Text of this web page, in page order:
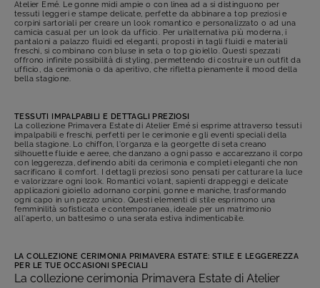
Atelier Emé. Le gonne midi ampie o con linea ad a si distinguono per
tessuti leggeri e stampe delicate, perfette da abbinare a top preziosi e
corpini sartoriali per creare un look romantico e personalizzato o ad una
camicia casual per un look da ufficio. Per un’alternativa più moderna, i
pantaloni a palazzo fluidi ed eleganti, proposti in tagli fluidi e materiali
freschi, si combinano con bluse in seta o top gioiello. Questi spezzati
offrono infinite possibilità di styling, permettendo di costruire un outfit da
ufficio, da cerimonia o da aperitivo, che rifletta pienamente il mood della
bella stagione.
TESSUTI IMPALPABILI E DETTAGLI PREZIOSI
La collezione Primavera Estate di Atelier Emé si esprime attraverso tessuti
impalpabili e freschi, perfetti per le cerimonie e gli eventi speciali della
bella stagione. Lo chiffon, l'organza e la georgette di seta creano
silhouette fluide e aeree, che danzano a ogni passo e accarezzano il corpo
con leggerezza, definendo abiti da cerimonia e completi eleganti che non
sacrificano il comfort. I dettagli preziosi sono pensati per catturare la luce
e valorizzare ogni look. Romantici volant, sapienti drappeggi e delicate
applicazioni gioiello adornano corpini, gonne e maniche, trasformando
ogni capo in un pezzo unico. Questi elementi di stile esprimono una
femminilità sofisticata e contemporanea, ideale per un matrimonio
all'aperto, un battesimo o una serata estiva indimenticabile.
LA COLLEZIONE CERIMONIA PRIMAVERA ESTATE: STILE E LEGGEREZZA
PER LE TUE OCCASIONI SPECIALI
La collezione cerimonia Primavera Estate di Atelier